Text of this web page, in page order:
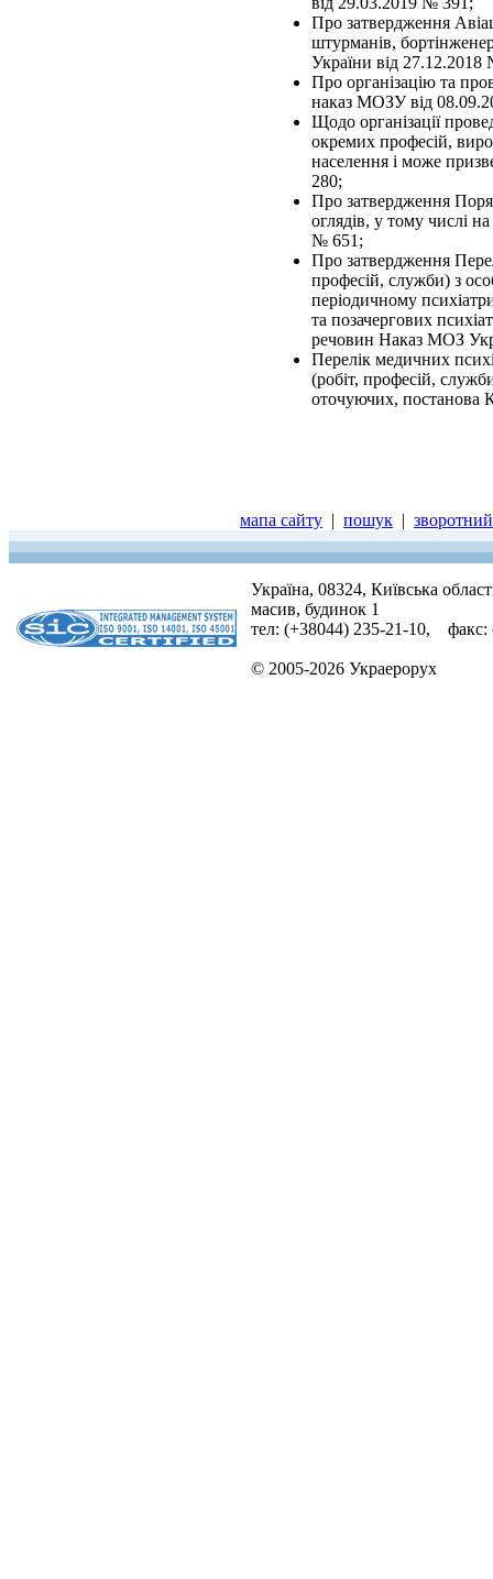
Про затвердження
штурманів,
України від
Про організацію та
наказ МОЗУ від
Щодо організації
окремих професій,
населення і може
280;
Про затвердження
оглядів, у тому числі
№ 651;
Про затвердження
професій, служби) з
періодичному
та позачергових
речовин Наказ МОЗ
Перелік медичних
(робіт, професій,
оточуючих,
мапа сайту | пошук |
Україна, 08324, Київська
масив, будинок 1
тел: (+38044) 235-21-10, факс:
© 2005-2026 Украерорух